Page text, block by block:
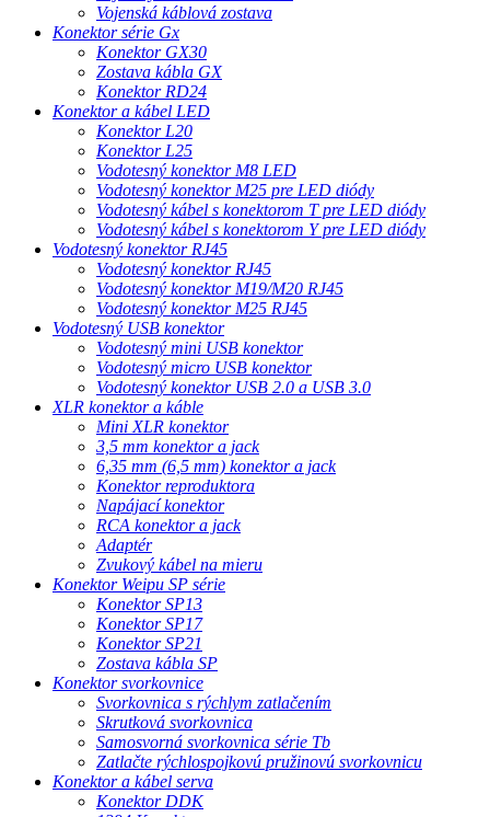
Vojenská káblová zostava
Konektor série Gx
Konektor GX30
Zostava kábla GX
Konektor RD24
Konektor a kábel LED
Konektor L20
Konektor L25
Vodotesný konektor M8 LED
Vodotesný konektor M25 pre LED diódy
Vodotesný kábel s konektorom T pre LED diódy
Vodotesný kábel s konektorom Y pre LED diódy
Vodotesný konektor RJ45
Vodotesný konektor RJ45
Vodotesný konektor M19/M20 RJ45
Vodotesný konektor M25 RJ45
Vodotesný USB konektor
Vodotesný mini USB konektor
Vodotesný micro USB konektor
Vodotesný konektor USB 2.0 a USB 3.0
XLR konektor a káble
Mini XLR konektor
3,5 mm konektor a jack
6,35 mm (6,5 mm) konektor a jack
Konektor reproduktora
Napájací konektor
RCA konektor a jack
Adaptér
Zvukový kábel na mieru
Konektor Weipu SP série
Konektor SP13
Konektor SP17
Konektor SP21
Zostava kábla SP
Konektor svorkovnice
Svorkovnica s rýchlym zatlačením
Skrutková svorkovnica
Samosvorná svorkovnica série Tb
Zatlačte rýchlospojkovú pružinovú svorkovnicu
Konektor a kábel serva
Konektor DDK